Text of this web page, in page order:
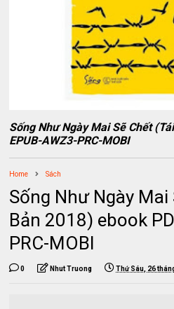
Sống Như Ngày Mai Sẽ Chết
EPUB-AWZ3-PRC-MOBI
Home Sách
Sống Như Ngày Mai
Bản 2018) ebook
PRC-MOBI
0 Nhut Truong Thứ Sáu, 26